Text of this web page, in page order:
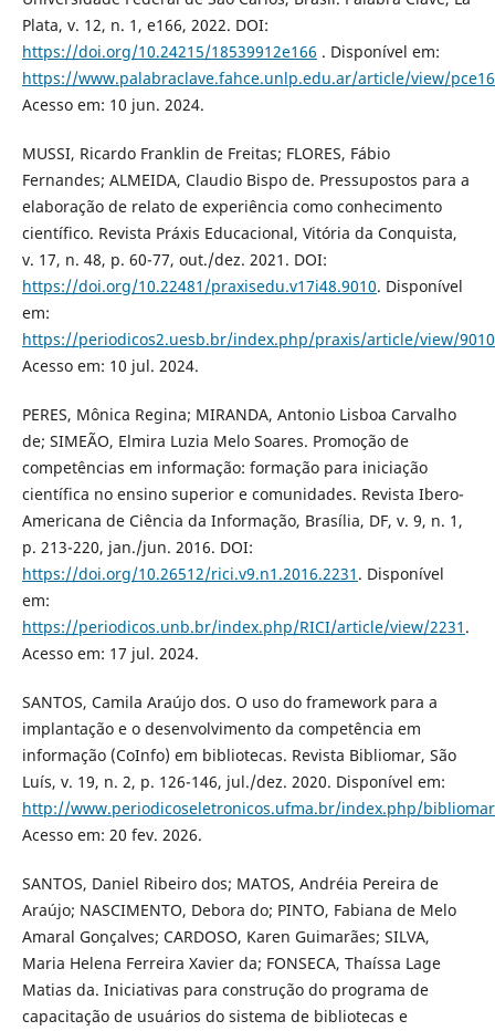
Plata, v. 12, n. 1, e166, 2022. DOI:
https://doi.org/10.24215/18539912e166 . Disponível em:
https://www.palabraclave.fahce.unlp.edu.ar/article/view/
Acesso em: 10 jun. 2024.
MUSSI, Ricardo Franklin de Freitas; FLORES, Fábio
Fernandes; ALMEIDA, Claudio Bispo de. Pressupostos para a
elaboração de relato de experiência como conhecimento
científico. Revista Práxis Educacional, Vitória da Conquista,
v. 17, n. 48, p. 60-77, out./dez. 2021. DOI:
https://doi.org/10.22481/praxisedu.v17i48.9010. Disponível
em:
https://periodicos2.uesb.br/index.php/praxis/article/view/9010
Acesso em: 10 jul. 2024.
PERES, Mônica Regina; MIRANDA, Antonio Lisboa Carvalho
de; SIMEÃO, Elmira Luzia Melo Soares. Promoção de
competências em informação: formação para iniciação
científica no ensino superior e comunidades. Revista Ibero-
Americana de Ciência da Informação, Brasília, DF, v. 9, n. 1,
p. 213-220, jan./jun. 2016. DOI:
https://doi.org/10.26512/rici.v9.n1.2016.2231 . Disponível
em:
https://periodicos.unb.br/index.php/RICI/article/view/2231 .
Acesso em: 17 jul. 2024.
SANTOS, Camila Araújo dos. O uso do framework para a
implantação e o desenvolvimento da competência em
informação (CoInfo) em bibliotecas. Revista Bibliomar, São
Luís, v. 19, n. 2, p. 126-146, jul./dez. 2020. Disponível em:
http://www.periodicoseletronicos.ufma.br/index.php/
Acesso em: 20 fev. 2026.
SANTOS, Daniel Ribeiro dos; MATOS, Andréia Pereira de
Araújo; NASCIMENTO, Debora do; PINTO, Fabiana de Melo
Amaral Gonçalves; CARDOSO, Karen Guimarães; SILVA,
Maria Helena Ferreira Xavier da; FONSECA, Thaíssa Lage
Matias da. Iniciativas para construção do programa de
capacitação de usuários do sistema de bibliotecas e